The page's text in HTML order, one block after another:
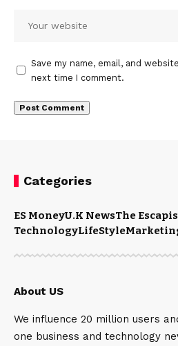
Save my name, email, and
next time I comment.
Categories
ES MoneyU.K NewsThe
TechnologyLifeStyle
About US
We influence 20 million users
one business and technology